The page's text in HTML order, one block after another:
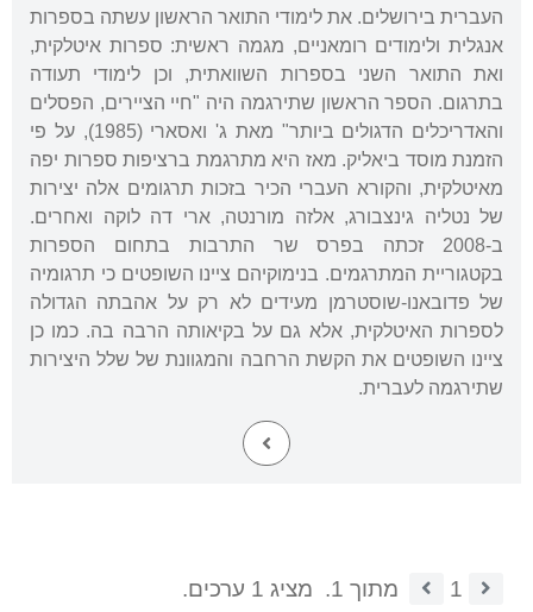
העברית בירושלים. את לימודי התואר הראשון עשתה בספרות
אנגלית ולימודים רומאניים, מגמה ראשית: ספרות איטלקית,
ואת התואר השני בספרות השוואתית, וכן לימודי תעודה
בתרגום. הספר הראשון שתירגמה היה "חיי הציירים, הפסלים
והאדריכלים הדגולים ביותר" מאת ג' ואסארי (1985), על פי
הזמנת מוסד ביאליק. מאז היא מתרגמת ברציפות ספרות יפה
מאיטלקית, והקורא העברי הכיר בזכות תרגומים אלה יצירות
של נטליה גינצבורג, אלזה מורנטה, ארי דה לוקה ואחרים.
ב-2008 זכתה בפרס שר התרבות בתחום הספרות
בקטגוריית המתרגמים. בנימוקיהם ציינו השופטים כי תרגומיה
של פדובאנו-שוסטרמן מעידים לא רק על אהבתה הגדולה
לספרות האיטלקית, אלא גם על בקיאותה הרבה בה. כמו כן
ציינו השופטים את הקשת הרחבה והמגוונת של שלל היצירות
שתירגמה לעברית.
1 מתוך 1. מציג 1 ערכים.